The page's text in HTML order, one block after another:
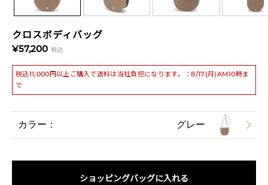
クロスボディバッグ
¥57,200 税込
税込11,000円以上ご購入で送料は当社負担になります。：8/17(月)AM10時ま
で
カラー： グレー
ショッピングバッグに入れる